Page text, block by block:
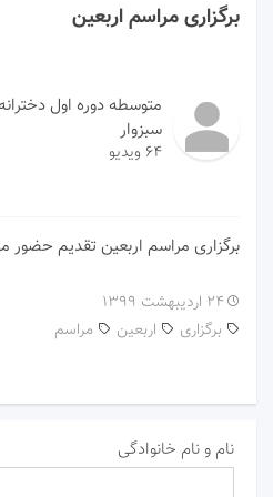
برگزاری مراسم اربعین
متوسطه دوره اول
سبزوار
64 ویدیو
برگزاری مراسم اربعین تقدیم حضور
۲۴ اردیبهشت ۱۳۹۹
اربعین
برگزاری مراسم
نام و نام خانوادگی